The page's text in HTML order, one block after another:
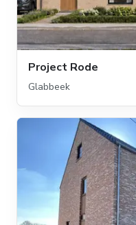
Project Rode
Glabbeek